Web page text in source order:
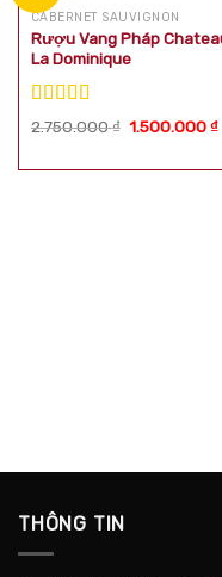
CABERNET SAUVIGNON
Rượu Vang Pháp
La Dominique
Được xếp
2.750.000₫ Giá
2.750.000 ₫.
1.500.000₫
THÔNG TIN